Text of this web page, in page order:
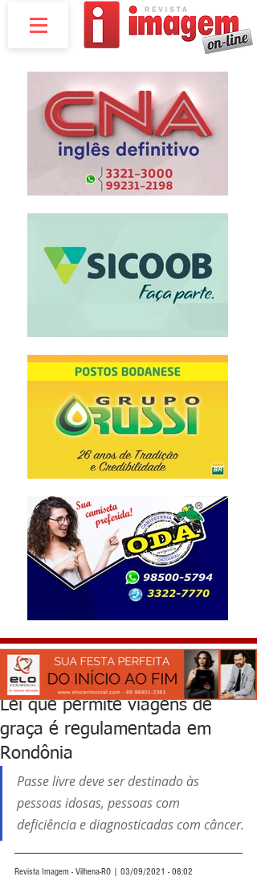
Lei que permite viagens de
graça é regulamentada em
Rondônia
Passe livre deve ser destinado às
pessoas idosas, pessoas com
deficiência e diagnosticadas com câncer.
Revista Imagem - Vilhena-RO | 03/09/2021 - 08:02